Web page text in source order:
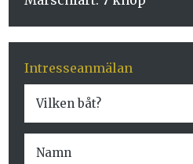
Intresseanmälan